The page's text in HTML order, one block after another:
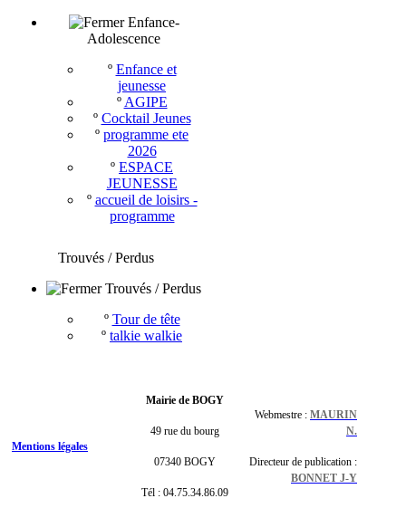
Enfance-
Adolescence
º Enfance et
jeunesse
º AGIPE
º Cocktail Jeunes
º programme ete
2026
º ESPACE
JEUNESSE
º accueil de loisirs -
programme
Trouvés / Perdus
Trouvés / Perdus
º Tour de tête
º talkie walkie
Mentions légales
Mairie de BOGY
49 rue du bourg
07340 BOGY
Tél : 04.75.34.86.09
Webmestre : MAURIN
N.
Directeur de publication :
BONNET J-Y